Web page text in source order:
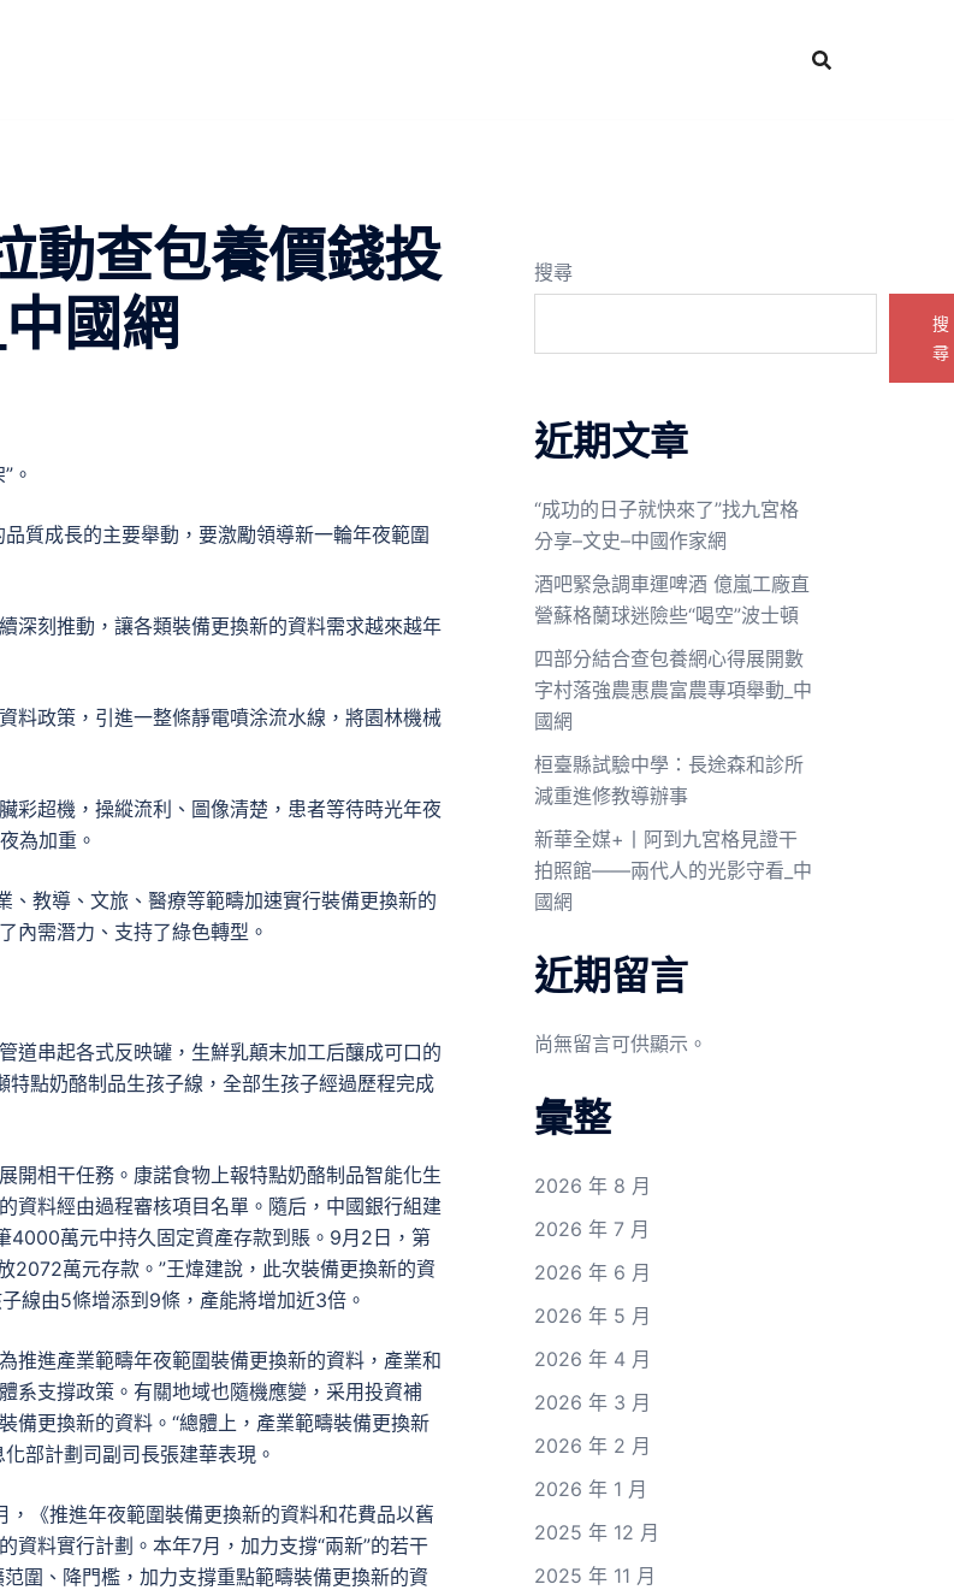
動查包養價錢投
國網
。
質成長的主要舉動，要激勵領導新一輪年夜範圍
深刻推動，讓各類裝備更換新的資料需求越來越年
料政策，引進一整條靜電噴涂流水線，將園林機械
彩超機，操縱流利、圖像清楚，患者等待時光年夜
為加重。
、教導、文旅、醫療等範疇加速實行裝備更換新的
內需潛力、支持了綠色轉型。
道串起各式反映罐，生鮮乳顛末加工后釀成可口的
點奶酪制品生孩子線，全部生孩子經過歷程完成
開相干任務。康諾食物上報特點奶酪制品智能化生
資料經由過程審核項目名單。隨后，中國銀行組建
4000萬元中持久固定資產存款到賬。9月2日，第
2072萬元存款。”王煒建說，此次裝備更換新的資
線由5條增添到9條，產能將增加近3倍。
推進產業範疇年夜範圍裝備更換新的資料，產業和
系支撐政策。有關地域也隨機應變，采用投資補
備更換新的資料。“總體上，產業範疇裝備更換新
部計劃司副司長張建華表現。
《推進年夜範圍裝備更換新的資料和花費品以舊
資料實行計劃。本年7月，加力支撐“兩新”的若干
圍、降門檻，加力支撐重點範疇裝備更換新的資
搜尋
搜
尋
近期文章
“成功的日子就快來了”找九宮格
分享–文史–中國作家網
酒吧緊急調車運啤酒 億嵐工廠直
營蘇格蘭球迷險些“喝空”波士頓
四部分結合查包養網心得展開數
字村落強農惠農富農專項舉動_中
國網
桓臺縣試驗中學：長途森和診所
減重進修教導辦事
新華全媒+丨阿到九宮格見證干
拍照館——兩代人的光影守看_中
國網
近期留言
尚無留言可供顯示。
彙整
2026 年 8 月
2026 年 7 月
2026 年 6 月
2026 年 5 月
2026 年 4 月
2026 年 3 月
2026 年 2 月
2026 年 1 月
2025 年 12 月
2025 年 11 月